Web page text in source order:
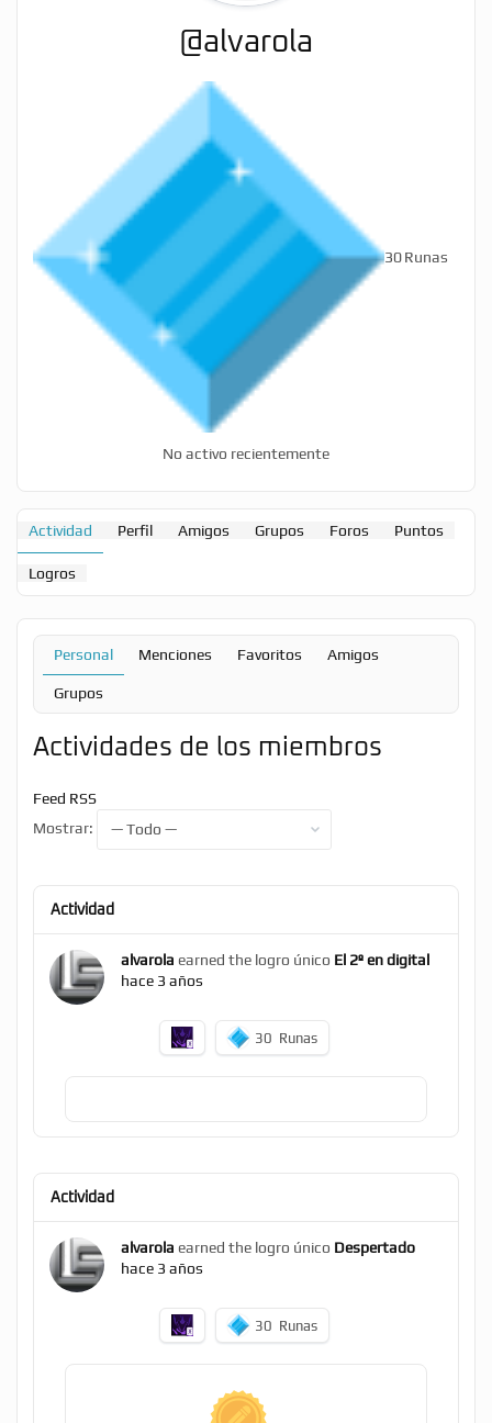
@alvarola
30Runas
No activo recientemente
Actividad Perfil Amigos Grupos Foros Puntos
Logros
Personal Menciones Favoritos Amigos
Grupos
Actividades de los miembros
Feed RSS
Mostrar:
Actividad
alvarola earned the logro único El 2º en digital
hace 3 años
30 Runas
Actividad
alvarola earned the logro único Despertado
hace 3 años
30 Runas